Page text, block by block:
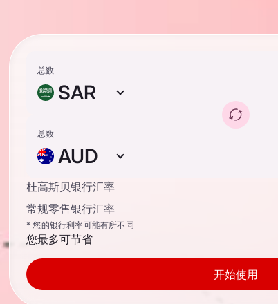
总数
SAR
总数
AUD
杜高斯贝银行汇率
常规零售银行汇率
* 您的银行利率可能有所不同
您最多可节省
开始使用